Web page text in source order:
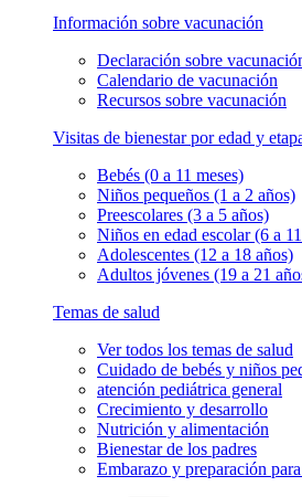
Información sobre vacunación
Declaración sobre
Calendario de vacunación
Recursos sobre vacunación
Visitas de bienestar por edad y
Bebés (0 a 11 meses)
Niños pequeños (1 a 2 años)
Preescolares (3 a 5 años)
Niños en edad escolar (6 a
Adolescentes (12 a 18 años)
Adultos jóvenes (19 a 21
Temas de salud
Ver todos los temas de salud
Cuidado de bebés y niños
atención pediátrica general
Crecimiento y desarrollo
Nutrición y alimentación
Bienestar de los padres
Embarazo y preparación